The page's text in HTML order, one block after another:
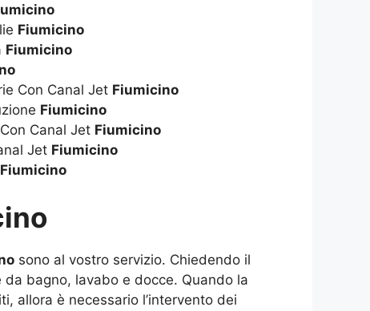
Fiumicino
Fiumicino
Con Canal Jet Fiumicino
Fiumicino
Canal Jet Fiumicino
Jet Fiumicino
Fiumicino
sono al vostro servizio. Chiedendo il
bagno, lavabo e docce. Quando la
allora è necessario l’intervento dei